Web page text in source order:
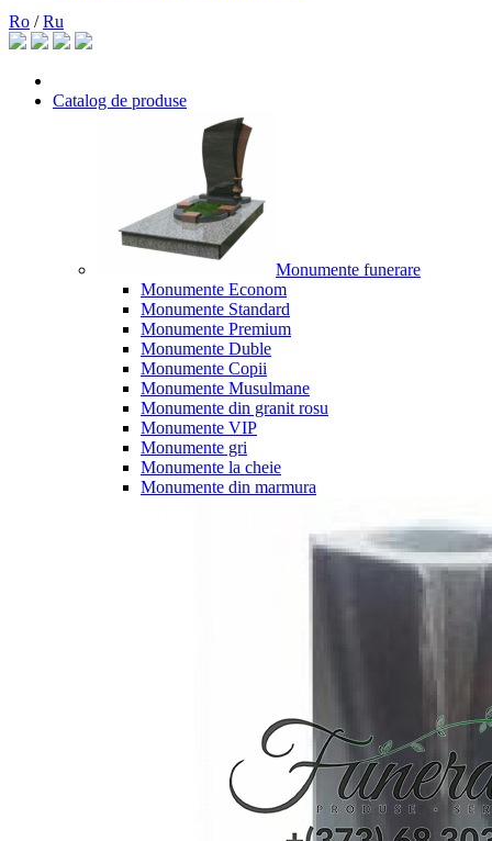
Ro /Ru
Catalog de produse
Monumente funerare
Monumente Econom
Monumente Standard
Monumente Premium
Monumente Duble
Monumente Copii
Monumente Musulmane
Monumente din granit rosu
Monumente VIP
Monumente gri
Monumente la cheie
Monumente din marmura